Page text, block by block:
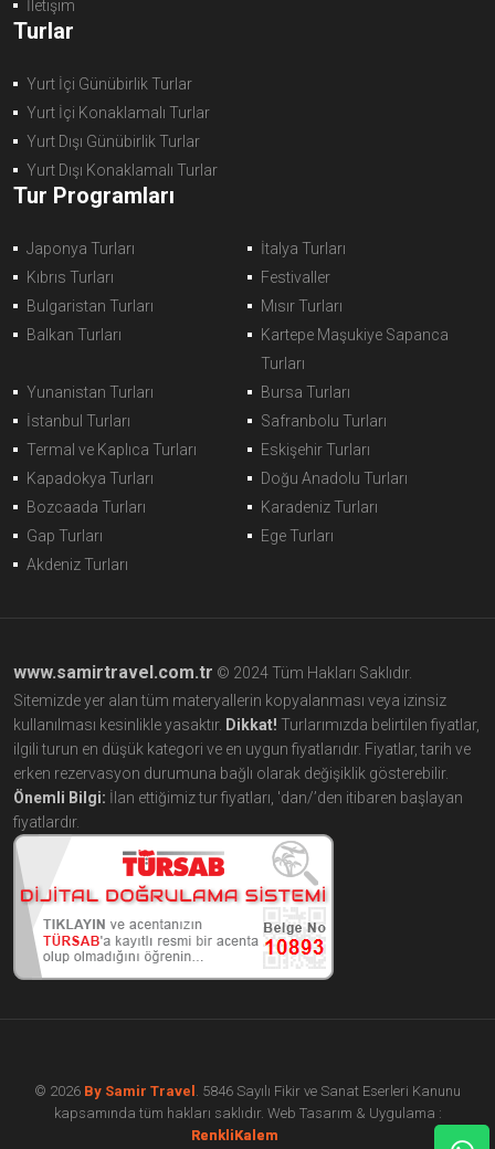
İletişim
Turlar
Yurt İçi Günübirlik Turlar
Yurt İçi Konaklamalı Turlar
Yurt Dışı Günübirlik Turlar
Yurt Dışı Konaklamalı Turlar
Tur Programları
Japonya Turları
İtalya Turları
Kıbrıs Turları
Festivaller
Bulgaristan Turları
Mısır Turları
Balkan Turları
Kartepe Maşukiye Sapanca
Turları
Yunanistan Turları
Bursa Turları
İstanbul Turları
Safranbolu Turları
Termal ve Kaplıca Turları
Eskişehir Turları
Kapadokya Turları
Doğu Anadolu Turları
Bozcaada Turları
Karadeniz Turları
Gap Turları
Ege Turları
Akdeniz Turları
www.samirtravel.com.tr © 2024 Tüm Hakları Saklıdır.
Sitemizde yer alan tüm materyallerin kopyalanması veya izinsiz
kullanılması kesinlikle yasaktır. Dikkat! Turlarımızda belirtilen fiyatlar,
ilgili turun en düşük kategori ve en uygun fiyatlarıdır. Fiyatlar, tarih ve
erken rezervasyon durumuna bağlı olarak değişiklik gösterebilir.
Önemli Bilgi: İlan ettiğimiz tur fiyatları, 'dan/’den itibaren başlayan
fiyatlardır.
© 2026 By Samir Travel . 5846 Sayılı Fikir ve Sanat Eserleri Kanunu
kapsamında tüm hakları saklıdır. Web Tasarım & Uygulama :
çorlu web tasarım